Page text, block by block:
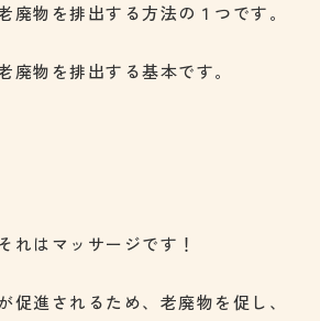
廃物を排出する方法の１つです。
廃物を排出する基本です。
れはマッサージです！
促進されるため、老廃物を促し、